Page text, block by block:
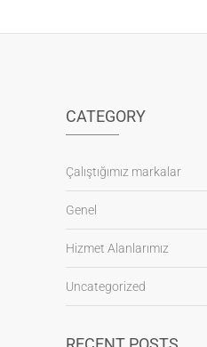
CATEGORY
Çalıştığımız markalar
Genel
Hizmet Alanlarımız
Uncategorized